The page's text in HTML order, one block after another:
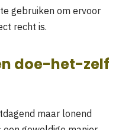
gebruiken om ervoor
recht is.
doe-het-zelf
maar lonend